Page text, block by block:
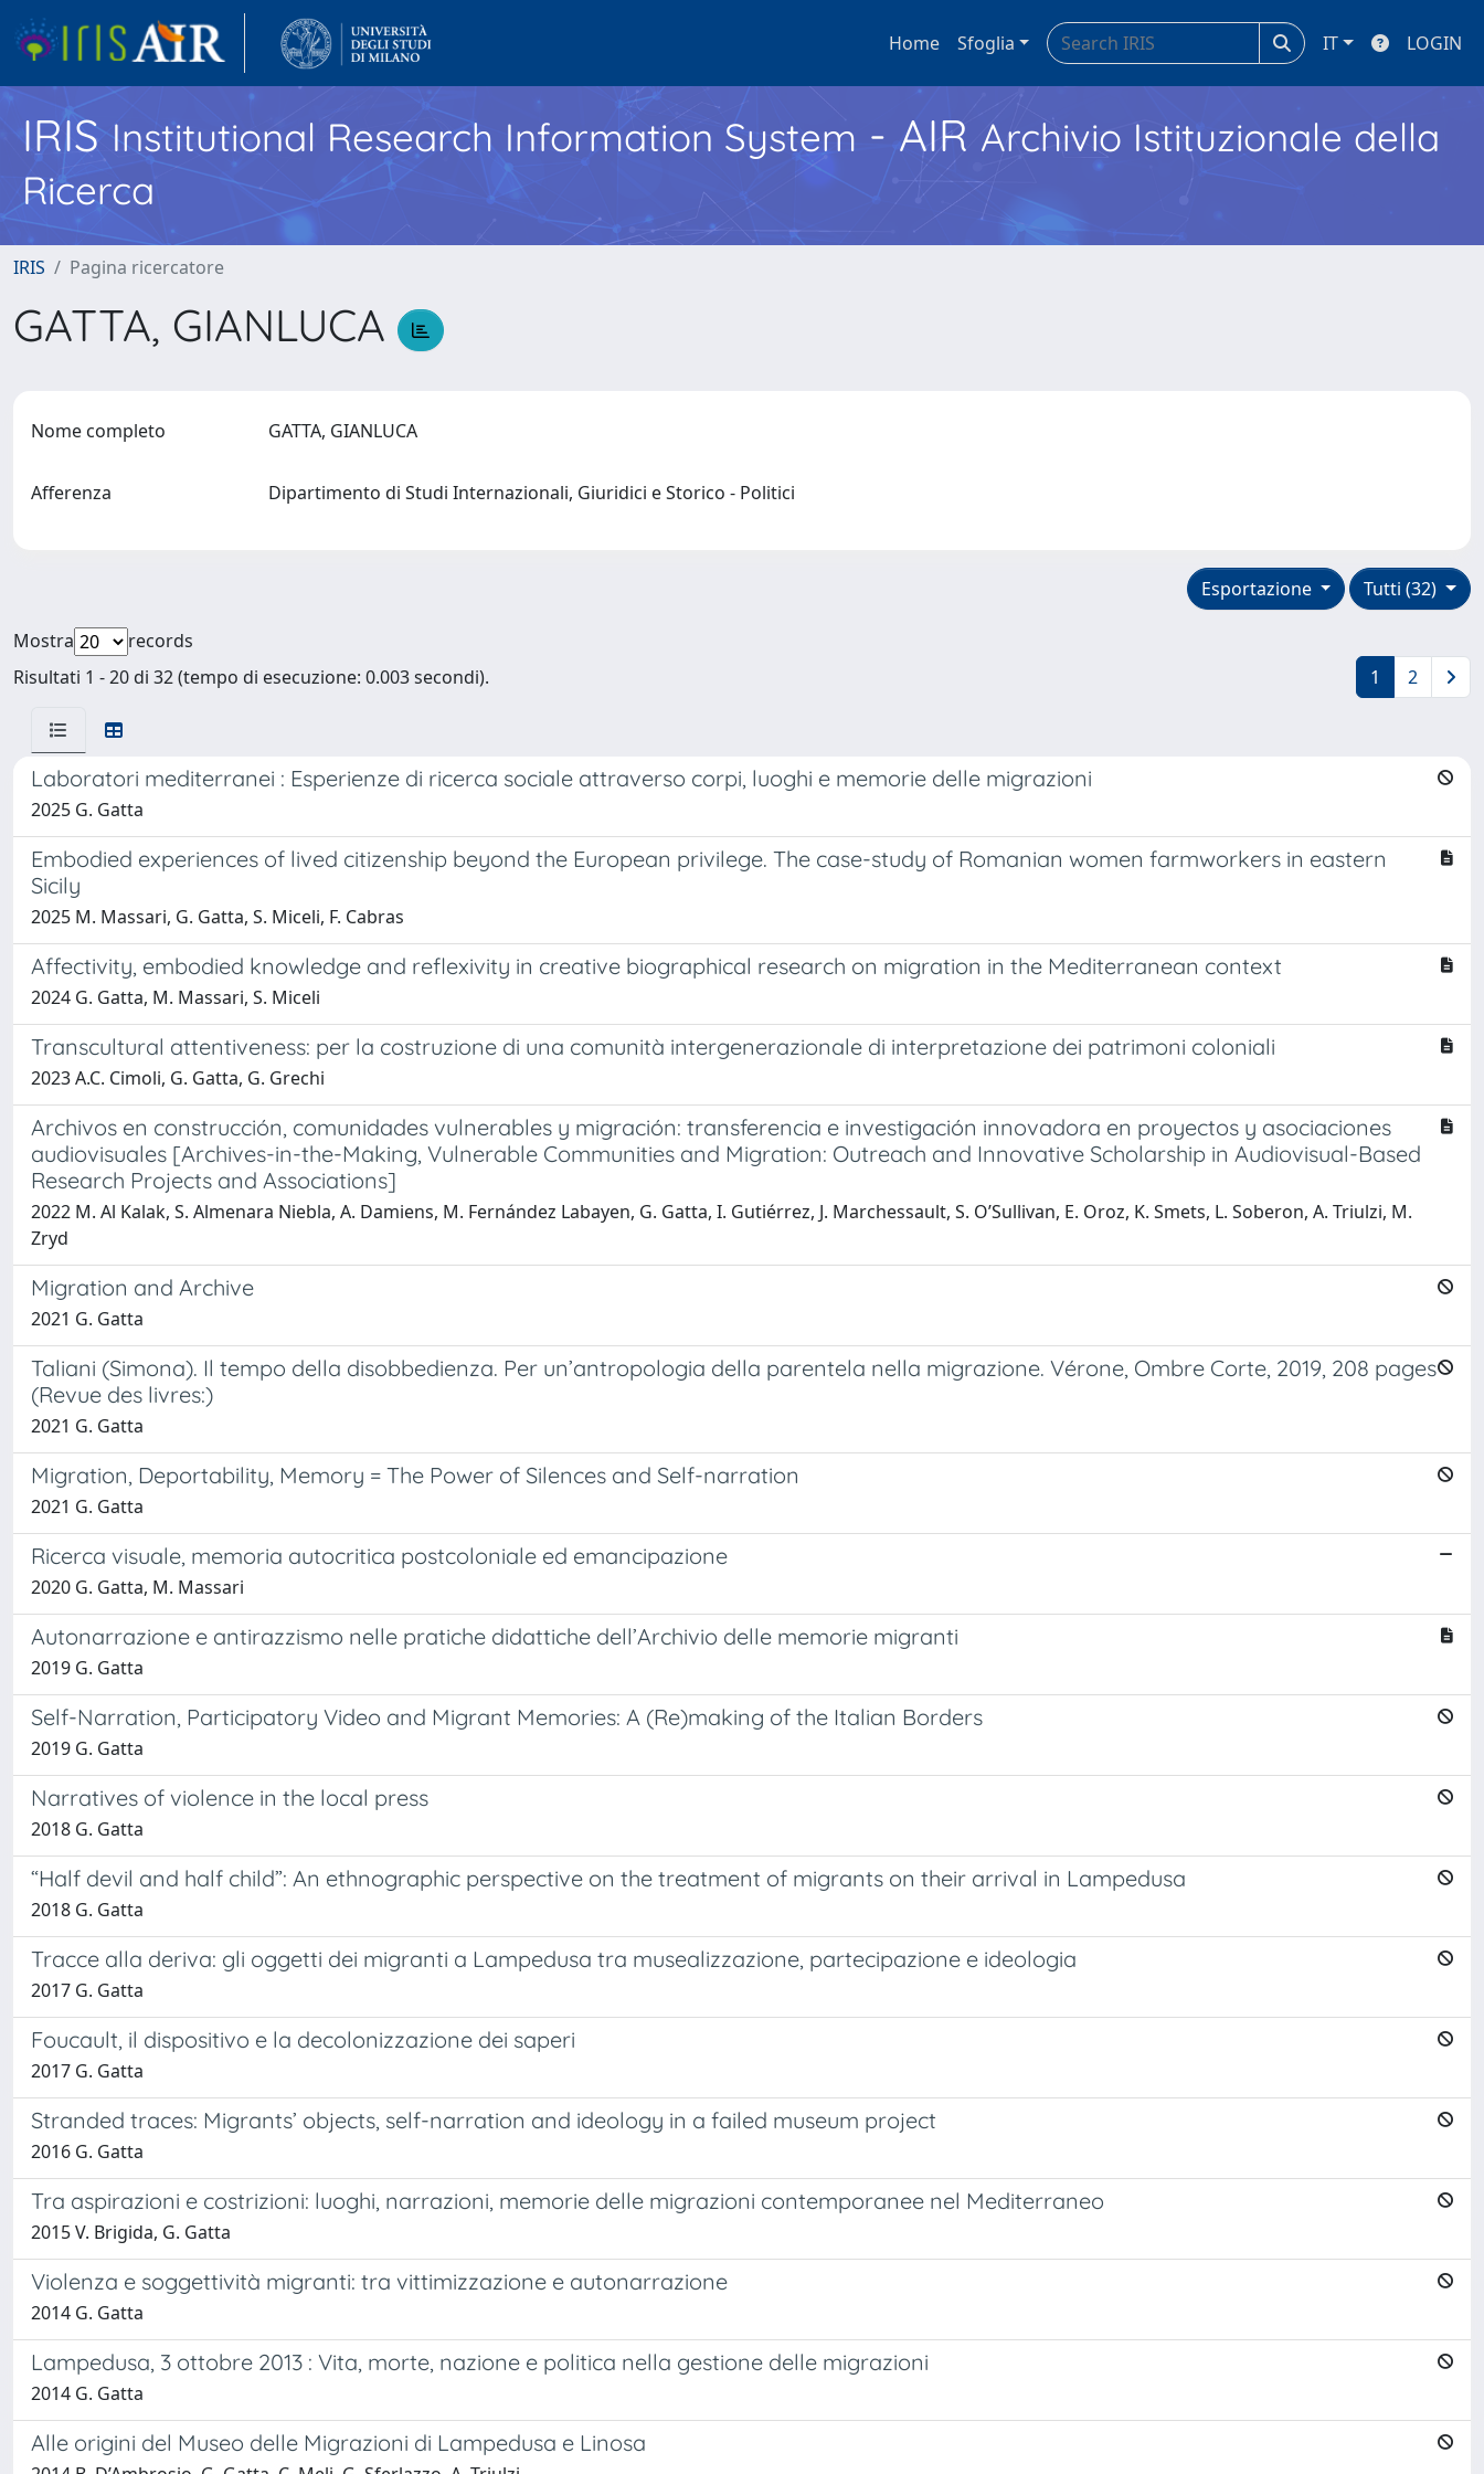
Home Sfoglia IT LOGIN
IRISInstitutional Research Information System - AIR Archivio Istituzionale della
Ricerca
IRIS Pagina ricercatore
GATTA, GIANLUCA
Nome completo GATTA, GIANLUCA
Afferenza Dipartimento di Studi Internazionali, Giuridici e Storico - Politici
Tutti (32)
Esportazione
Mostra
records
Risultati 1 - 20 di 32 (tempo di esecuzione: 0.003 secondi).
1 2
Laboratori mediterranei : Esperienze di ricerca sociale attraverso corpi, luoghi e memorie delle migrazioni
2025 G. Gatta
Embodied experiences of lived citizenship beyond the European privilege. The case-study of Romanian women farmworkers in eastern
Sicily
2025 M. Massari, G. Gatta, S. Miceli, F. Cabras
Affectivity, embodied knowledge and reflexivity in creative biographical research on migration in the Mediterranean context
2024 G. Gatta, M. Massari, S. Miceli
Transcultural attentiveness: per la costruzione di una comunità intergenerazionale di interpretazione dei patrimoni coloniali
2023 A.C. Cimoli, G. Gatta, G. Grechi
Archivos en construcción, comunidades vulnerables y migración: transferencia e investigación innovadora en proyectos y asociaciones
audiovisuales [Archives-in-the-Making, Vulnerable Communities and Migration: Outreach and Innovative Scholarship in Audiovisual-Based
Research Projects and Associations]
2022 M. Al Kalak, S. Almenara Niebla, A. Damiens, M. Fernández Labayen, G. Gatta, I. Gutiérrez, J. Marchessault, S. O’Sullivan, E. Oroz, K. Smets, L. Soberon, A. Triulzi, M.
Zryd
Migration and Archive
2021 G. Gatta
Taliani (Simona). Il tempo della disobbedienza. Per un’antropologia della parentela nella migrazione. Vérone, Ombre Corte, 2019, 208 pages
(Revue des livres:)
2021 G. Gatta
Migration, Deportability, Memory = The Power of Silences and Self-narration
2021 G. Gatta
Ricerca visuale, memoria autocritica postcoloniale ed emancipazione
2020 G. Gatta, M. Massari
Autonarrazione e antirazzismo nelle pratiche didattiche dell’Archivio delle memorie migranti
2019 G. Gatta
Self-Narration, Participatory Video and Migrant Memories: A (Re)making of the Italian Borders
2019 G. Gatta
Narratives of violence in the local press
2018 G. Gatta
“Half devil and half child”: An ethnographic perspective on the treatment of migrants on their arrival in Lampedusa
2018 G. Gatta
Tracce alla deriva: gli oggetti dei migranti a Lampedusa tra musealizzazione, partecipazione e ideologia
2017 G. Gatta
Foucault, il dispositivo e la decolonizzazione dei saperi
2017 G. Gatta
Stranded traces: Migrants’ objects, self-narration and ideology in a failed museum project
2016 G. Gatta
Tra aspirazioni e costrizioni: luoghi, narrazioni, memorie delle migrazioni contemporanee nel Mediterraneo
2015 V. Brigida, G. Gatta
Violenza e soggettività migranti: tra vittimizzazione e autonarrazione
2014 G. Gatta
Lampedusa, 3 ottobre 2013 : Vita, morte, nazione e politica nella gestione delle migrazioni
2014 G. Gatta
Alle origini del Museo delle Migrazioni di Lampedusa e Linosa